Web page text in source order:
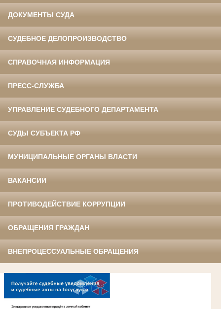
ДОКУМЕНТЫ СУДА
СУДЕБНОЕ ДЕЛОПРОИЗВОДСТВО
СПРАВОЧНАЯ ИНФОРМАЦИЯ
ПРЕСС-СЛУЖБА
УПРАВЛЕНИЕ СУДЕБНОГО ДЕПАРТАМЕНТА
СУДЫ СУБЪЕКТА РФ
МУНИЦИПАЛЬНЫЕ ОРГАНЫ ВЛАСТИ
ВАКАНСИИ
ПРОТИВОДЕЙСТВИЕ КОРРУПЦИИ
ОБРАЩЕНИЯ ГРАЖДАН
ВНЕПРОЦЕССУАЛЬНЫЕ ОБРАЩЕНИЯ